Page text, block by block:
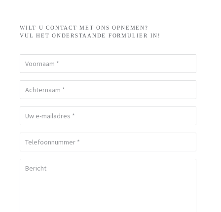
WILT U CONTACT MET ONS OPNEMEN?
VUL HET ONDERSTAANDE FORMULIER IN!